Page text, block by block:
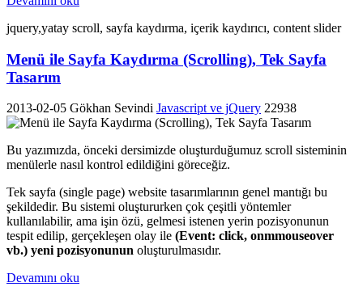
jquery,yatay scroll, sayfa kaydırma, içerik kaydırıcı, content slider
Menü ile Sayfa Kaydırma (Scrolling), Tek Sayfa
Tasarım
2013-02-05 Gökhan Sevindi Javascript ve jQuery 22938
Bu yazımızda, önceki dersimizde oluşturduğumuz scroll sisteminin
menülerle nasıl kontrol edildiğini göreceğiz.
Tek sayfa (single page) website tasarımlarının genel mantığı bu
şekildedir. Bu sistemi oluştururken çok çeşitli yöntemler
kullanılabilir, ama işin özü, gelmesi istenen yerin pozisyonunun
tespit edilip, gerçekleşen olay ile (Event: click, onmmouseover
vb.) yeni pozisyonunun oluşturulmasıdır.
Devamını oku